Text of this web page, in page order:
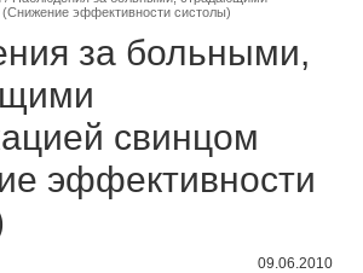
(Снижение эффективности систолы)
за больными,
свинцом
эффективности
09.06.2010